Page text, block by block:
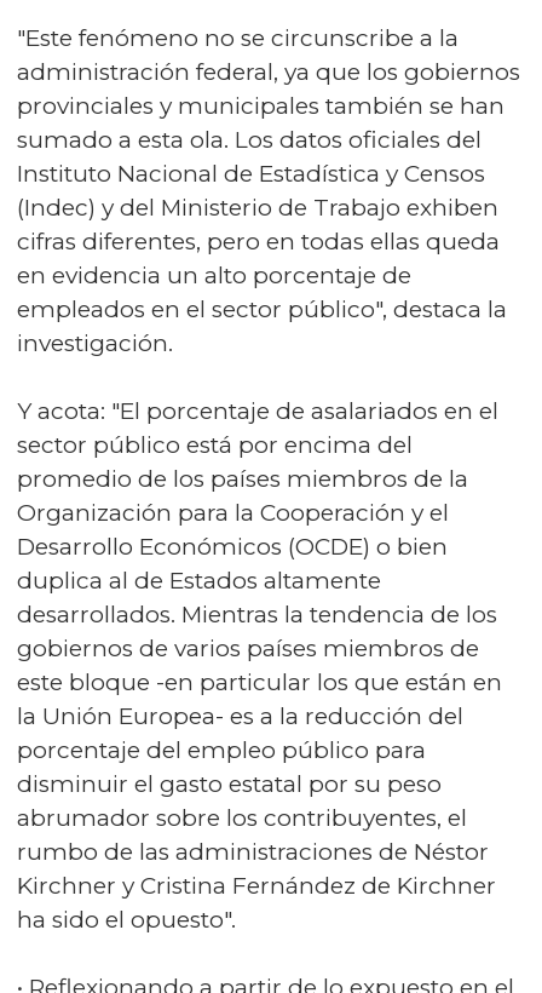
"Este fenómeno no se circunscribe a la
administración federal, ya que los gobiernos
provinciales y municipales también se han
sumado a esta ola. Los datos oficiales del
Instituto Nacional de Estadística y Censos
(Indec) y del Ministerio de Trabajo exhiben
cifras diferentes, pero en todas ellas queda
en evidencia un alto porcentaje de
empleados en el sector público", destaca la
investigación.
Y acota: "El porcentaje de asalariados en el
sector público está por encima del
promedio de los países miembros de la
Organización para la Cooperación y el
Desarrollo Económicos (OCDE) o bien
duplica al de Estados altamente
desarrollados. Mientras la tendencia de los
gobiernos de varios países miembros de
este bloque -en particular los que están en
la Unión Europea- es a la reducción del
porcentaje del empleo público para
disminuir el gasto estatal por su peso
abrumador sobre los contribuyentes, el
rumbo de las administraciones de Néstor
Kirchner y Cristina Fernández de Kirchner
ha sido el opuesto".